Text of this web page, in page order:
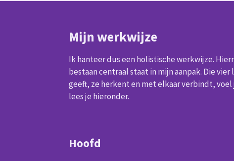
Mijn werkwijze
Ik hanteer dus een holistische werkwijze.
bestaan centraal staat in mijn aanpak. Die
geeft, ze herkent en met elkaar verbindt,
lees je hieronder.
Hoofd